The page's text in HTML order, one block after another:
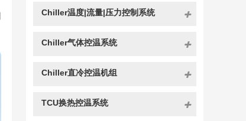
Chiller温度|流量|压力控制系统
Chiller气体控温系统
Chiller直冷控温机组
TCU换热控温系统